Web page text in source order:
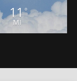
11°
MI